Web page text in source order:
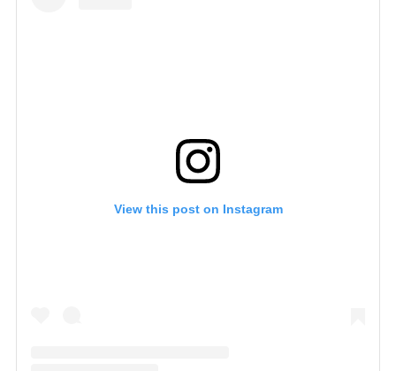
View this post on Instagram